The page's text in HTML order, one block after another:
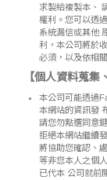
求製給複製本、
權利。您可以透
系統漏信或其他
利，本公司將於
必須，以及依相
【個人資料蒐集
本公司可能透過
本網站的資訊發
請您勿點選同意
拒絕本網站繼續
將協助您確認、
等非您本人之個
已代本 公司就前